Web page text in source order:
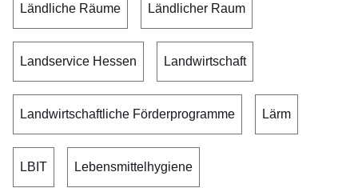
Ländliche Räume Ländlicher Raum
Landservice Hessen Landwirtschaft
Landwirtschaftliche Förderprogramme Lärm
LBIT Lebensmittelhygiene